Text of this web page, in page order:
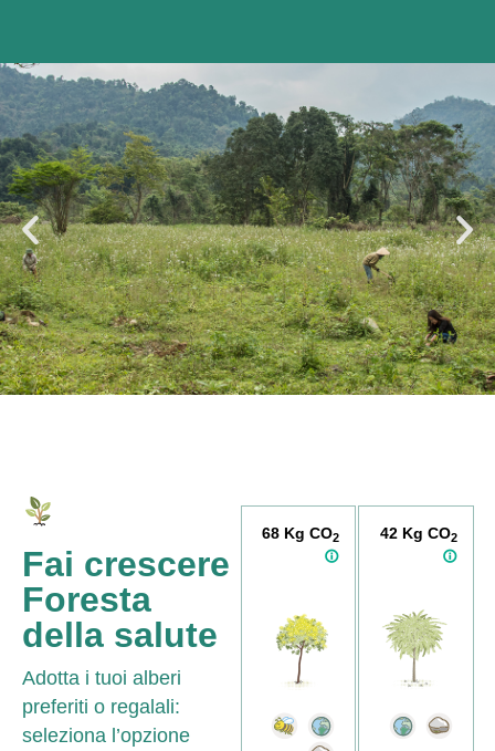
Fai crescere
Foresta
della salute
Adotta i tuoi alberi
preferiti o regalali:
seleziona l’opzione
68 Kg CO2 42 Kg CO2